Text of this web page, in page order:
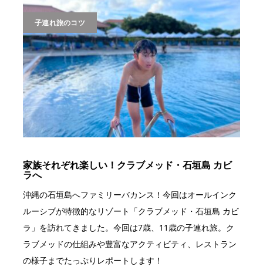
子連れ旅のコツ
家族それぞれ楽しい！クラブメッド・石垣島 カビ
ラへ
沖縄の石垣島へファミリーバカンス！今回はオールインク
ルーシブが特徴的なリゾート「クラブメッド・石垣島 カビ
ラ」を訪れてきました。今回は7歳、11歳の子連れ旅。ク
ラブメッドの仕組みや豊富なアクティビティ、レストラン
の様子までたっぷりレポートします！